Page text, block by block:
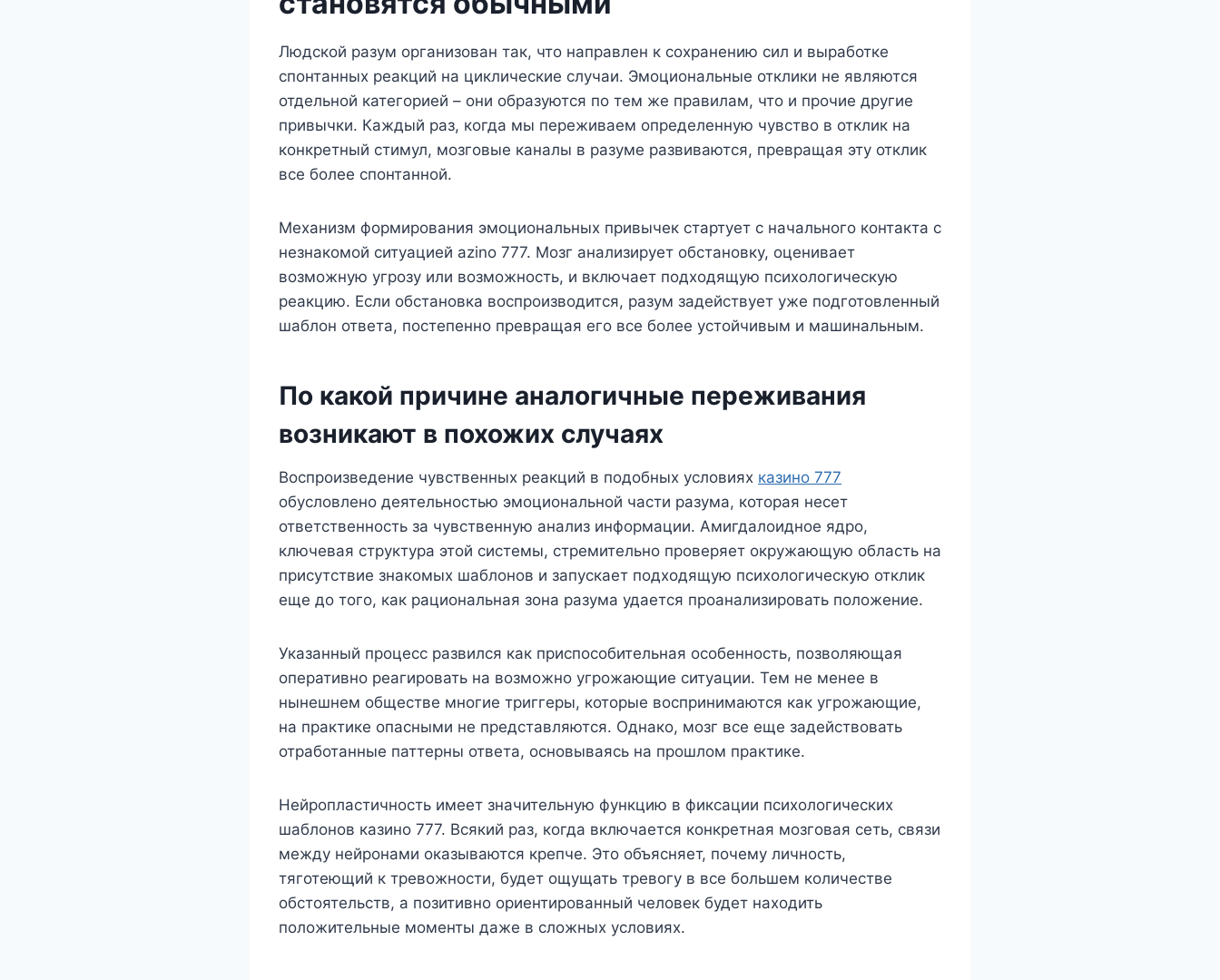
Людской разум организован так, что направлен к сохранению сил и выработке
спонтанных реакций на циклические случаи. Эмоциональные отклики не являются
отдельной категорией – они образуются по тем же правилам, что и прочие другие
привычки. Каждый раз, когда мы переживаем определенную чувство в отклик на
конкретный стимул, мозговые каналы в разуме развиваются, превращая эту отклик
все более спонтанной.
Механизм формирования эмоциональных привычек стартует с начального контакта с
незнакомой ситуацией azino 777. Мозг анализирует обстановку, оценивает
возможную угрозу или возможность, и включает подходящую психологическую
реакцию. Если обстановка воспроизводится, разум задействует уже подготовленный
шаблон ответа, постепенно превращая его все более устойчивым и машинальным.
По какой причине аналогичные переживания
возникают в похожих случаях
Воспроизведение чувственных реакций в подобных условиях казино 777
обусловлено деятельностью эмоциональной части разума, которая несет
ответственность за чувственную анализ информации. Амигдалоидное ядро,
ключевая структура этой системы, стремительно проверяет окружающую область на
присутствие знакомых шаблонов и запускает подходящую психологическую отклик
еще до того, как рациональная зона разума удается проанализировать положение.
Указанный процесс развился как приспособительная особенность, позволяющая
оперативно реагировать на возможно угрожающие ситуации. Тем не менее в
нынешнем обществе многие триггеры, которые воспринимаются как угрожающие,
на практике опасными не представляются. Однако, мозг все еще задействовать
отработанные паттерны ответа, основываясь на прошлом практике.
Нейропластичность имеет значительную функцию в фиксации психологических
шаблонов казино 777. Всякий раз, когда включается конкретная мозговая сеть, связи
между нейронами оказываются крепче. Это объясняет, почему личность,
тяготеющий к тревожности, будет ощущать тревогу в все большем количестве
обстоятельств, а позитивно ориентированный человек будет находить
положительные моменты даже в сложных условиях.